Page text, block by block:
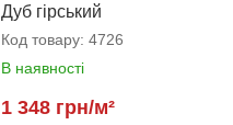
Дуб гірський
коричневий
Код товару: 4726
В наявності
1 348 грн/м²